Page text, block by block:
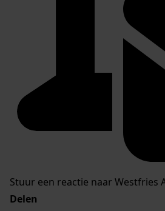
Stuur een reactie naar Westfries
Delen